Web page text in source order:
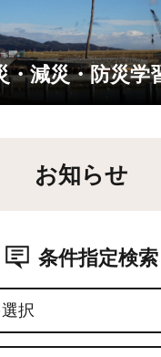
・減災・防災学
の驚異を経験した東
お知らせ
条件指定検索
択